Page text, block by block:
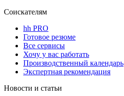
Соискателям
hh PRO
Готовое резюме
Все сервисы
Хочу у вас работать
Производственный календарь
Экспертная рекомендация
Новости и статьи